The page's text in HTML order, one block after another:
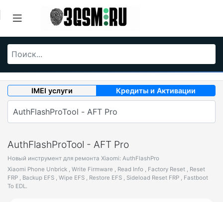
IMEI услуги Кредиты и Активации
AuthFlashProTool - AFT Pro
Новый инструмент для ремонта Xiaomi: AuthFlashPro
Xiaomi Phone Unbrick , Write Firmware , Read Info , Factory Reset , Reset
FRP , Backup EFS , Wipe EFS , Restore EFS , Sideload Reset FRP , Fastboot
To EDL.